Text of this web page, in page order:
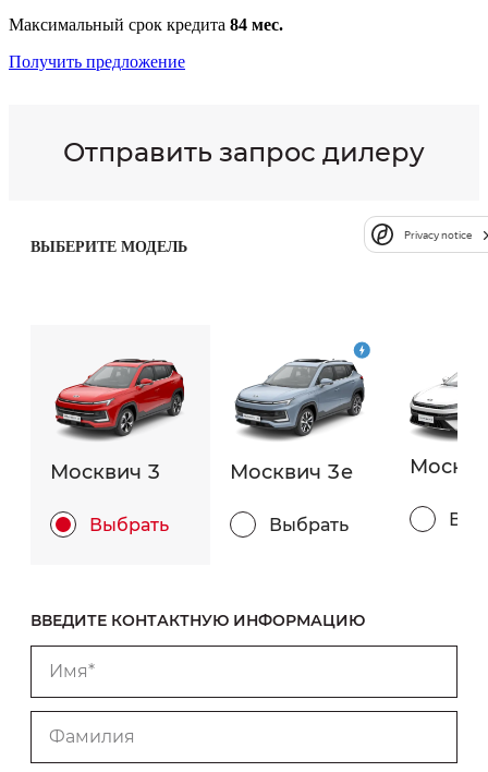
Максимальный срок кредита 84 мес.
Получить предложение
Отправить запрос дилеру
ВЫБЕРИТЕ МОДЕЛЬ
Москвич 3
Выбрать
Москвич 3e
Выбрать
ВВЕДИТЕ КОНТАКТНУЮ ИНФОРМАЦИЮ
Имя*
Фамилия
Privacy notice